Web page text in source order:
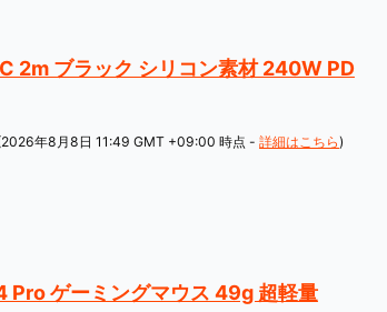
2m ブラック シリコン素材 240W PD
年8月8日 11:49 GMT +09:00 時点 -詳細はこちら )
Pro ゲーミングマウス 49g 超軽量